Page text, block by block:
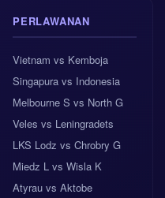
PERLAWANAN
Vietnam vs Kemboja
Singapura vs Indonesia
Melbourne S vs North G
Veles vs Leningradets
LKS Lodz vs Chrobry G
Miedz L vs Wisla K
Atyrau vs Aktobe